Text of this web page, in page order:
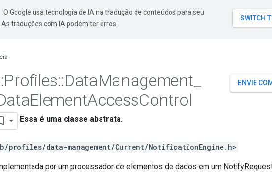
O Google usa tecnologia de IA na tradução de conteúdos para seu
traduções com IA podem ter erros.
ENVIE
Profiles::DataManagement
ElementAccessControl
Essa é uma classe abstrata.
profiles/data-management/Current/NotificationEngine.h>
por um processador de elementos de dados em um